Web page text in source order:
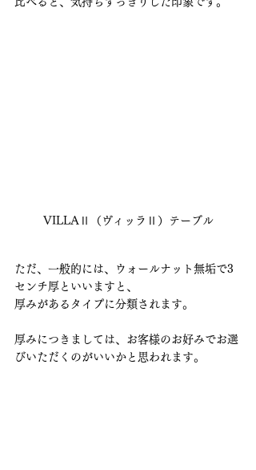
VILLAⅡ（ヴィッラⅡ）テーブル
ただ、一般的には、ウォールナット無垢で3
センチ厚といいますと、
厚みがあるタイプに分類されます。
厚みにつきましては、お客様のお好みでお選
びいただくのがいいかと思われます。